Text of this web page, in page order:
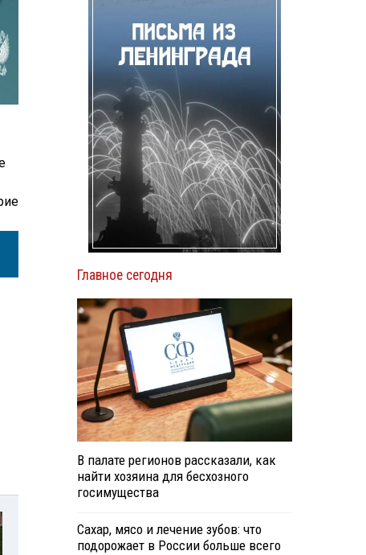
Главное сегодня
В палате регионов рассказали, как
найти хозяина для бесхозного
госимущества
Сахар, мясо и лечение зубов: что
подорожает в России больше всего